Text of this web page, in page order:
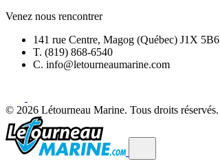
Venez nous rencontrer
141 rue Centre, Magog (Québec) J1X 5B6
T. (819) 868-6540
C. info@letourneaumarine.com
© 2026 Létourneau Marine. Tous droits réservés.